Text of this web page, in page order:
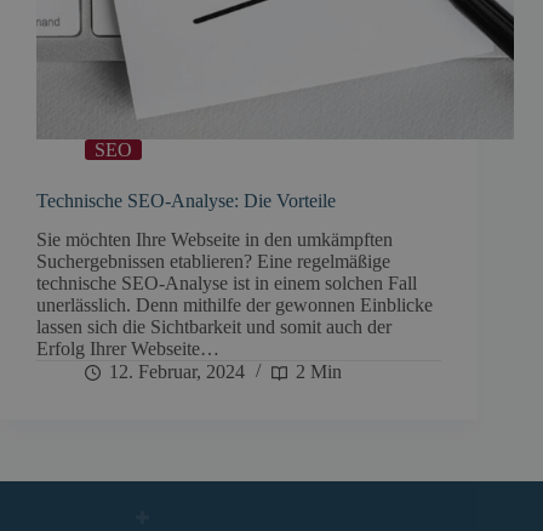
SEO
Technische SEO-Analyse: Die Vorteile
Sie möchten Ihre Webseite in den umkämpften
Suchergebnissen etablieren? Eine regelmäßige
technische SEO-Analyse ist in einem solchen Fall
unerlässlich. Denn mithilfe der gewonnen Einblicke
lassen sich die Sichtbarkeit und somit auch der
Erfolg Ihrer Webseite…
12. Februar, 2024
2 Min